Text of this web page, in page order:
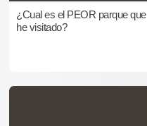
¿Cual es el PEOR parque que
he visitado?